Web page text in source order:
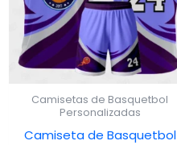
Camisetas de Basquetbol
Personalizadas
Camiseta de Basquetbol